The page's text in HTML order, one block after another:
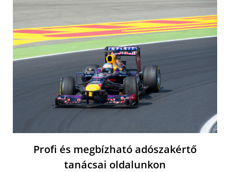
Profi és megbízható adószakértő
tanácsai oldalunkon